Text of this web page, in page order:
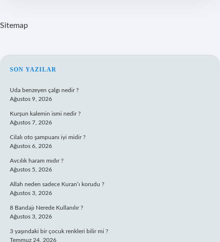
Sitemap
SIDEBAR
SON YAZILAR
Uda benzeyen çalgı nedir ?
Ağustos 9, 2026
Kurşun kalemin ismi nedir ?
Ağustos 7, 2026
Cilalı oto şampuanı iyi midir ?
Ağustos 6, 2026
Avcılık haram mıdır ?
Ağustos 5, 2026
Allah neden sadece Kuran’ı korudu ?
Ağustos 3, 2026
8 Bandajı Nerede Kullanılır ?
Ağustos 3, 2026
3 yaşındaki bir çocuk renkleri bilir mi ?
Temmuz 24, 2026